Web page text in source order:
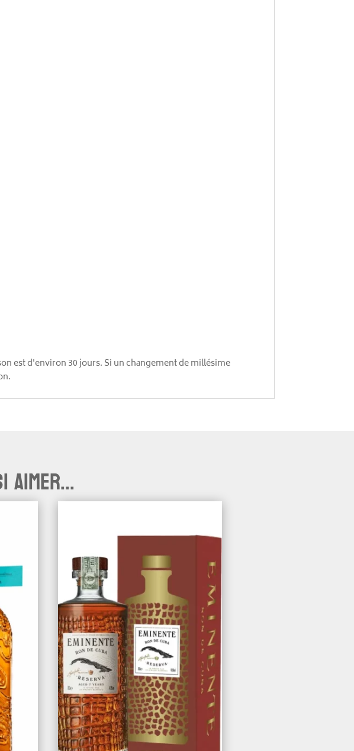
est d'environ 30 jours. Si un changement de millésime
aimer...